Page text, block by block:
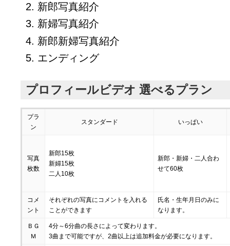
新郎写真紹介
新婦写真紹介
新郎新婦写真紹介
エンディング
プロフィールビデオ 選べるプラン
プラ
ン
スタンダード いっぱい
写真
枚数
新郎15枚
新婦15枚
二人10枚
新郎・新婦・二人合わ
せて60枚
コメ
ント
それぞれの写真にコメントを入れる
ことができます
氏名・生年月日のみに
なります。
ＢＧ
Ｍ
4分～6分曲の長さによって変わります。
3曲まで可能ですが、2曲以上は追加料金が必要になります。